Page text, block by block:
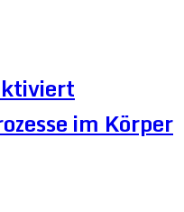
im Körper